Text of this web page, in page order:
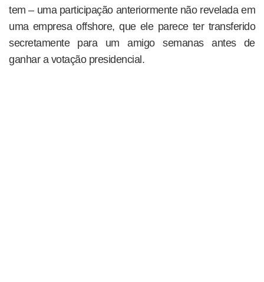
tem – uma participação anteriormente não revelada em
uma empresa offshore, que ele parece ter transferido
secretamente para um amigo semanas antes de
ganhar a votação presidencial.